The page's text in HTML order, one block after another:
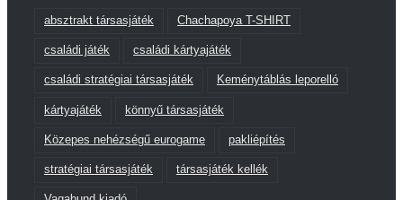
absztrakt társasjáték Chachapoya T-SHIRT
családi játék családi kártyajáték
családi stratégiai társasjáték Keménytáblás leporelló
kártyajáték könnyű társasjáték
Közepes nehézségű eurogame pakliépítés
stratégiai társasjáték társasjáték kellék